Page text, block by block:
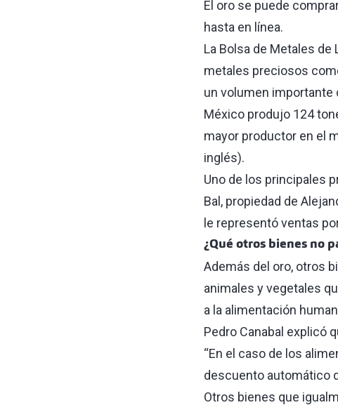
El oro se puede
hasta en línea.
La Bolsa de Metales
metales preciosos
un volumen
México produjo 124
mayor productor en el
inglés).
Uno de los principales
Bal, propiedad de
le representó ventas
¿Qué otros bienes no
Además del oro, otros
animales y vegetales
a la alimentación
Pedro Canabal explicó
“En el caso de los
descuento automático
Otros bienes que